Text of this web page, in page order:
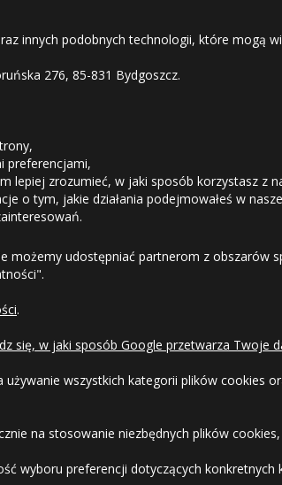
innych podobnych technologii, które mogą
276, 85-831 Bydgoszcz.
preferencjami,
lepiej zrozumieć, w jaki sposób korzystasz z
o tym, jakie działania podejmowałeś w
udostępniać partnerom z obszarów
.
się, w jaki sposób Google przetwarza Twoje
wszystkich kategorii plików cookies
na stosowanie niezbędnych plików
wyboru preferencji dotyczących
od umowy
warto kupić w 24opony.pl